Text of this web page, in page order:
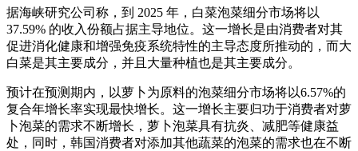
据海峡研究公司称，到 2025 年，白菜泡菜细分市场将以
37.59% 的收入份额占据主导地位。这一增长是由消费者对其
促进消化健康和增强免疫系统特性的主导态度所推动的，而大
白菜是其主要成分，并且大量种植也是其主要成分。
预计在预测期内，以萝卜为原料的泡菜细分市场将以6.57%的
复合年增长率实现最快增长。这一增长主要归功于消费者对萝
卜泡菜的需求不断增长，萝卜泡菜具有抗炎、减肥等健康益
处，同时，韩国消费者对添加其他蔬菜的泡菜的需求也在不断